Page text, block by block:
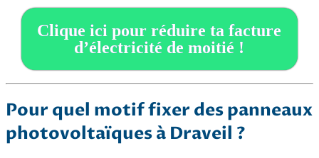
Clique ici pour réduire ta facture
d’électricité de moitié !
Pour quel motif fixer des panneaux
photovoltaïques à Draveil ?